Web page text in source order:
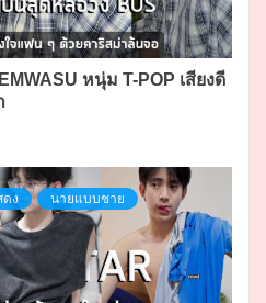
หนุ่ม T-POP เสียงดี
ง นายแบบชาย